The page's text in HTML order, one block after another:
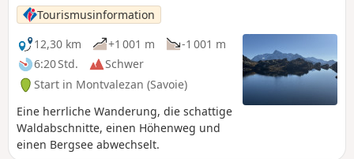
Tourismusinformation
12,30 km
+1 001 m
-1 001 m
6:20 Std.
Schwer
Start in Montvalezan (Savoie)
Eine herrliche Wanderung, die schattige
Waldabschnitte, einen Höhenweg und
einen Bergsee abwechselt.